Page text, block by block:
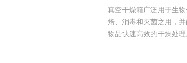
真空干燥箱广泛用于生
焙、消毒和灭菌之用，
物品快速高效的干燥处理